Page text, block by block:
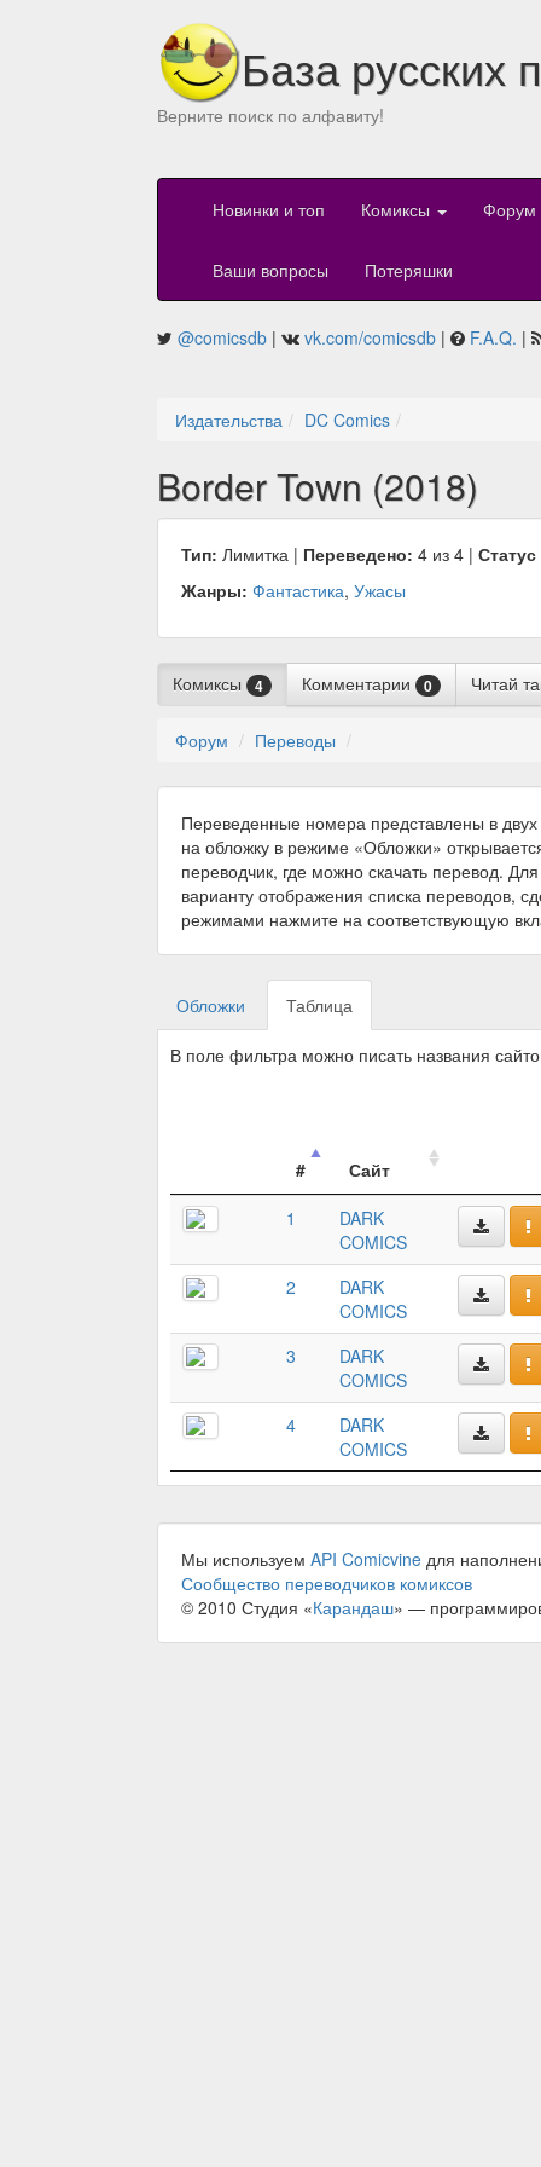
База русских
Верните поиск по алфавиту!
Новинки и топ Комиксы Форум
Ваши вопросы Потеряшки
@comicsdb | vk.com/comicsdb | F.A.Q. |
Издательства DC Comics
Border Town (2018)
Тип: Лимитка | Переведено: 4 из 4 |
Жанры: Фантастика, Ужасы
Комиксы 4 Комментарии 0 Читай
Форум Переводы
Переведенные номера представлены в
на обложку в режиме «Обложки»
переводчик, где можно скачать перевод.
варианту отображения списка переводов,
режимами нажмите на соответствующую
Обложки Таблица
В поле фильтра можно писать названия
#
Сайт
1
DARK
COMICS
2
DARK
COMICS
3
DARK
COMICS
4
DARK
COMICS
Мы используем API Comicvine для
Сообщество переводчиков комиксов
© 2010 Студия «Карандаш» —